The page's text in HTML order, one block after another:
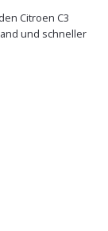
Citroen C3
und schneller